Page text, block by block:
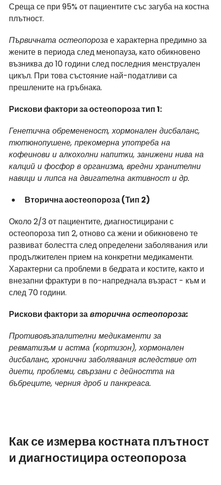
Среща се при 95% от пациентите със загуба на костна
плътност.
Първичната остеопороза е характерна предимно за
жените в периода след менопауза, като обикновено
възниква до 10 години след последния менструален
цикъл. При това състояние най-податливи са
прешлените на гръбнака.
Рискови фактори за остеопороза тип 1:
Генетична обремененост, хормонален дисбаланс,
тютюнопушене, прекомерна употреба на
кофеинови и алкохолни напитки, занижени нива на
калций и фосфор в организма, вредни хранителни
навици и липса на двигателна активност и др.
Вторична аостеопороза (Тип 2)
Около 2/3 от пациентите, диагностицирани с
остеопороза тип 2, отново са жени и обикновено те
развиват болестта след определени заболявания или
продължителен прием на конкретни медикаменти.
Характерни са проблеми в бедрата и костите, както и
внезапни фрактури в по-напреднала възраст - към и
след 70 години.
Рискови фактори за вторична остеопороза:
Противовъзпалителни медикаменти за
ревматизъм и астма (кортизон), хормонален
дисбаланс, хронични заболявания вследствие от
диети, проблеми, свързани с дейността на
бъбреците, черния дроб и панкреаса.
Как се измерва костната плътност
и диагностицира остеопороза